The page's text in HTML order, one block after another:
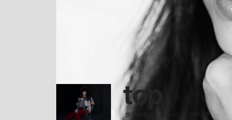
top
世界が広がる、ファッションメディア